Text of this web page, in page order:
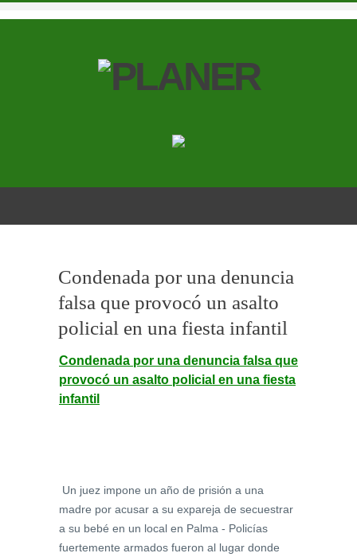
Condenada por una denuncia
falsa que provocó un asalto
policial en una fiesta infantil
Condenada por una denuncia falsa que
provocó un asalto policial en una fiesta
infantil
Un juez impone un año de prisión a una
madre por acusar a su expareja de secuestrar
a su bebé en un local en Palma - Policías
fuertemente armados fueron al lugar donde